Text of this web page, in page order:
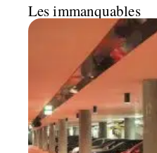
Les immanquables